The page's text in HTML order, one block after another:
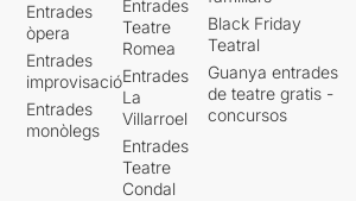
Entrades
òpera
Entrades
improvisació
Entrades
monòlegs
Entrades
Teatre
Romea
Entrades
La
Villarroel
Entrades
Teatre
Condal
Black Friday
Teatral
Guanya entrades
de teatre gratis -
concursos